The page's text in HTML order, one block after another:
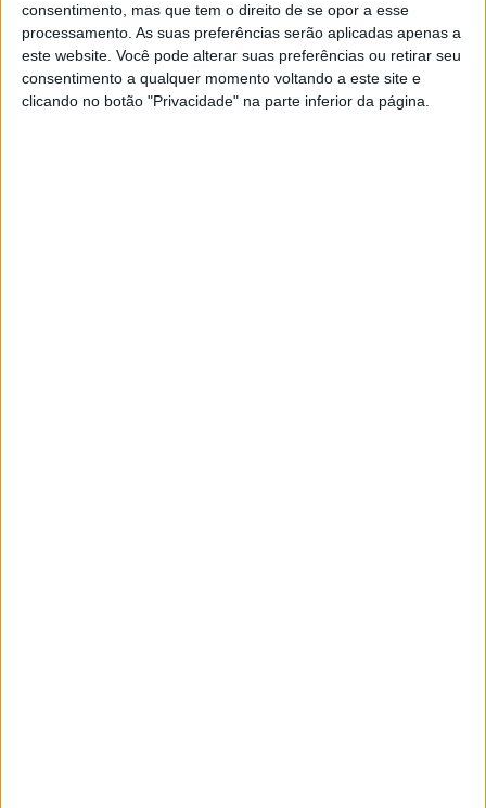
consentimento, mas que tem o direito de se opor a esse
processamento. As suas preferências serão aplicadas apenas a
este website. Você pode alterar suas preferências ou retirar seu
consentimento a qualquer momento voltando a este site e
clicando no botão "Privacidade" na parte inferior da página.
Campeonato Nacional TT
Raid TT Góis
Tiago Santos